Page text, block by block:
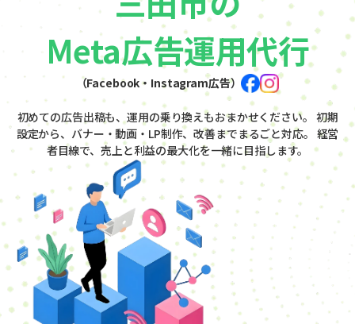
Meta広告運用代行
（Facebook・Instagram広告）
初めての広告出稿も、運用の乗り換えもおまかせください。 初期
設定から、バナー・動画・LP制作、改善までまるごと対応。 経営
者目線で、売上と利益の最大化を一緒に目指します。